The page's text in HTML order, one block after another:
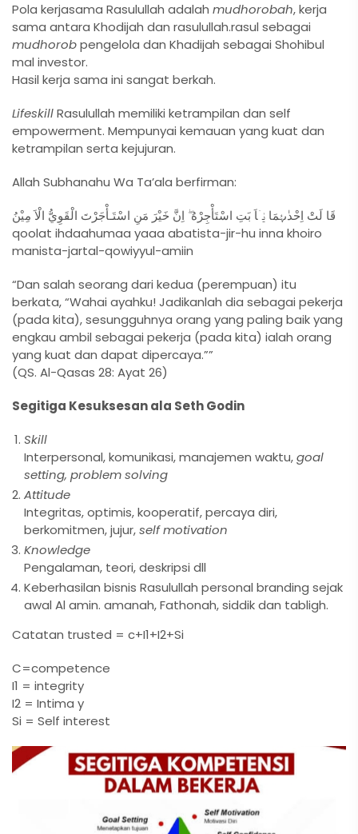
Pola kerjasama Rasulullah adalah mudhorobah, kerja
sama antara Khodijah dan rasulullah.rasul sebagai
mudhorobpengelola dan Khadijah sebagai Shohibul
mal investor.
Hasil kerja sama ini sangat berkah.
LifeskillRasulullah memiliki ketrampilan dan self
empowerment. Mempunyai kemauan yang kuat dan
ketrampilan serta kejujuran.
Allah Subhanahu Wa Ta’ala berfirman:
قَا لَتْ اِحْدٰٮہُمَا يٰۤاَ بَتِ اسْتَأْجِرْهُ ۖ اِنَّ خَيْرَ مَنِ اسْتَـأْجَرْتَ الْقَوِيُّ الْاَ مِيْنُ
qoolat ihdaahumaa yaaa abatista-jir-hu inna khoiro
manista-jartal-qowiyyul-amiin
“Dan salah seorang dari kedua (perempuan) itu
berkata, “Wahai ayahku! Jadikanlah dia sebagai pekerja
(pada kita), sesungguhnya orang yang paling baik yang
engkau ambil sebagai pekerja (pada kita) ialah orang
yang kuat dan dapat dipercaya.””
(QS. Al-Qasas 28: Ayat 26)
Segitiga Kesuksesan ala Seth Godin
Skill
Interpersonal, komunikasi, manajemen waktu,goal
setting, problem solving
Attitude
Integritas, optimis, kooperatif, percaya diri,
berkomitmen, jujur,self motivation
Knowledge
Pengalaman, teori, deskripsi dll
Keberhasilan bisnis Rasulullah personal branding sejak
awal Al amin. amanah, Fathonah, siddik dan tabligh.
Catatan trusted = c+I1+I2+Si
C=competence
I1 = integrity
I2 = Intima y
Si = Self interest